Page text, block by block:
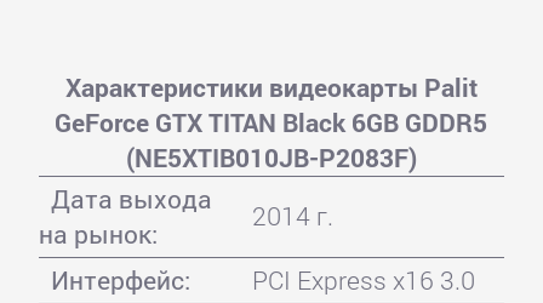
Характеристики видеокарты Palit
GeForce GTX TITAN Black 6GB GDDR5
(NE5XTIB010JB-P2083F)
Дата выхода
на рынок:
2014 г.
Интерфейс:
PCI Express x16 3.0